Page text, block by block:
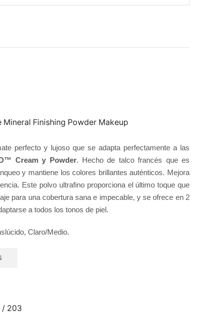
Finishing Powder Makeup
perfecto y lujoso que se adapta perfectamente a las
Cream y Powder. Hecho de talco francés que es
y mantiene los colores brillantes auténticos. Mejora
Este polvo ultrafino proporciona el último toque que
para una cobertura sana e impecable, y se ofrece en 2
a todos los tonos de piel.
Claro/Medio.
/ 203